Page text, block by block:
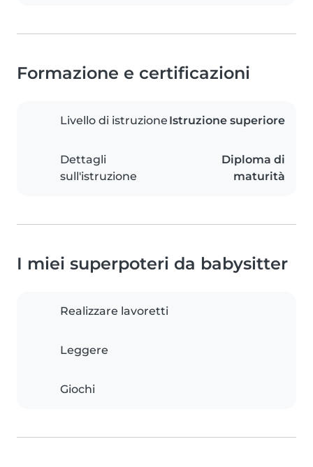
Formazione e certificazioni
Livello di istruzione Istruzione superiore
Dettagli
sull'istruzione
Diploma di
maturità
I miei superpoteri da babysitter
Realizzare lavoretti
Leggere
Giochi